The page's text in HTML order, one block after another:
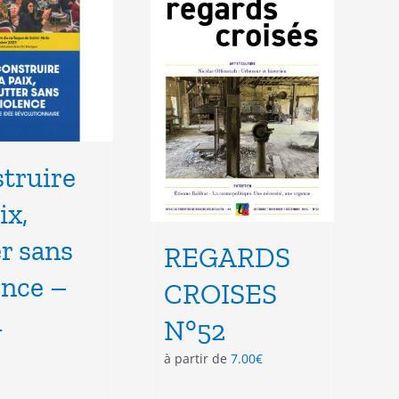
peuvent
être
choisies
sur
la
page
du
produit
sans
–
REGARDS
CROISES
N°52
à partir de 7.00€